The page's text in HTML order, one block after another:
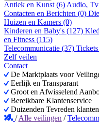
Antiek en Kunst (6) Audio,
Contacten en Berichten (0)
Huizen en Kamers (0)
Kinderen en Baby's (127)
en Fitness (115)
Telecommunicatie (37)
Zelf veilen
Contact
De Marktplaats voor
Eerlijk en Transparant
Groot en Afwisselend
Bereikbare Klantenservice
Duizenden Tevreden klanten
/Alle veilingen /